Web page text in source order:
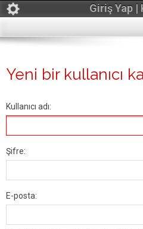
Giriş Yap |
Yeni bir kullanıcı
Kullanıcı adı:
Şifre:
E-posta: